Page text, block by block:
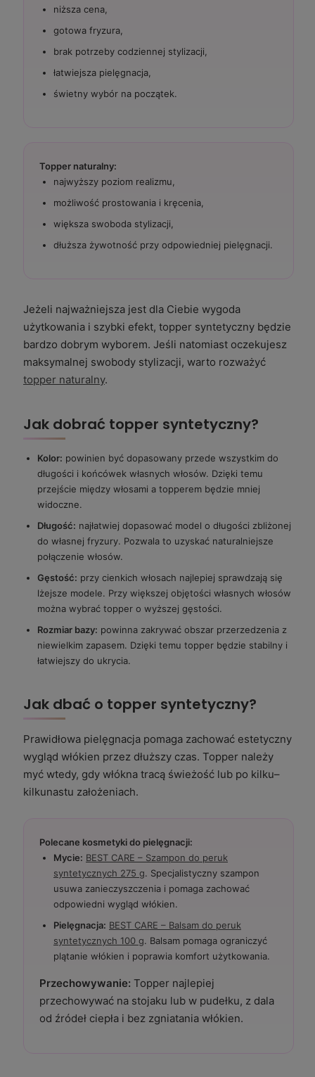
niższa cena,
gotowa fryzura,
brak potrzeby codziennej stylizacji,
łatwiejsza pielęgnacja,
świetny wybór na początek.
Topper naturalny:
najwyższy poziom realizmu,
możliwość prostowania i kręcenia,
większa swoboda stylizacji,
dłuższa żywotność przy odpowiedniej pielęgnacji.
Jeżeli najważniejsza jest dla Ciebie wygoda
użytkowania i szybki efekt, topper syntetyczny będzie
bardzo dobrym wyborem. Jeśli natomiast oczekujesz
maksymalnej swobody stylizacji, warto rozważyć
topper naturalny.
Jak dobrać topper syntetyczny?
Kolor: powinien być dopasowany przede wszystkim do
długości i końcówek własnych włosów. Dzięki temu
przejście między włosami a topperem będzie mniej
widoczne.
Długość: najłatwiej dopasować model o długości zbliżonej
do własnej fryzury. Pozwala to uzyskać naturalniejsze
połączenie włosów.
Gęstość: przy cienkich włosach najlepiej sprawdzają się
lżejsze modele. Przy większej objętości własnych włosów
można wybrać topper o wyższej gęstości.
Rozmiar bazy: powinna zakrywać obszar przerzedzenia z
niewielkim zapasem. Dzięki temu topper będzie stabilny i
łatwiejszy do ukrycia.
Jak dbać o topper syntetyczny?
Prawidłowa pielęgnacja pomaga zachować estetyczny
wygląd włókien przez dłuższy czas. Topper należy
myć wtedy, gdy włókna tracą świeżość lub po kilku–
kilkunastu założeniach.
Polecane kosmetyki do pielęgnacji:
Mycie: BEST CARE – Szampon do peruk
syntetycznych 275 g. Specjalistyczny szampon
usuwa zanieczyszczenia i pomaga zachować
odpowiedni wygląd włókien.
Pielęgnacja: BEST CARE – Balsam do peruk
syntetycznych 100 g. Balsam pomaga ograniczyć
plątanie włókien i poprawia komfort użytkowania.
Przechowywanie: Topper najlepiej
przechowywać na stojaku lub w pudełku, z dala
od źródeł ciepła i bez zgniatania włókien.